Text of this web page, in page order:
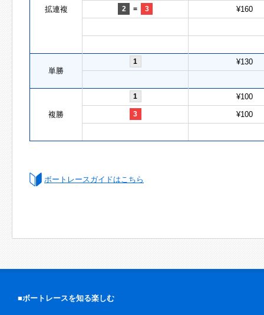
拡連複 2 = 3 ¥160
単勝
1 ¥130
複勝
1 ¥100
3 ¥100
ボートレースガイドはこちら
■ボートレースを知る楽しむ